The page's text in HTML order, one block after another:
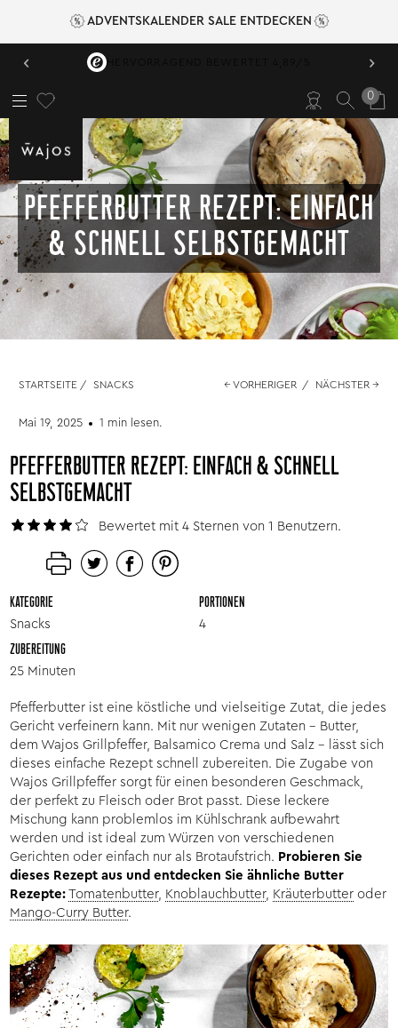
ADVENTSKALENDER SALE ENTDECKEN
‹ ›
0
PFEFFERBUTTER REZEPT: EINFACH
& SCHNELL SELBSTGEMACHT
STARTSEITE / SNACKS ← VORHERIGER / NÄCHSTER →
Mai 19, 2025 1 min lesen.
PFEFFERBUTTER REZEPT: EINFACH & SCHNELL
SELBSTGEMACHT
Bewertet mit 4 Sternen von 1 Benutzern.
KATEGORIE
Snacks
PORTIONEN
4
ZUBEREITUNG
25 Minuten
Pfefferbutter ist eine köstliche und vielseitige Zutat, die jedes
Gericht verfeinern kann. Mit nur wenigen Zutaten – Butter,
dem Wajos Grillpfeffer, Balsamico Crema und Salz – lässt sich
dieses einfache Rezept schnell zubereiten. Die Zugabe von
Wajos Grillpfeffer sorgt für einen besonderen Geschmack,
der perfekt zu Fleisch oder Brot passt. Diese leckere
Mischung kann problemlos im Kühlschrank aufbewahrt
werden und ist ideal zum Würzen von verschiedenen
Gerichten oder einfach nur als Brotaufstrich. Probieren Sie
dieses Rezept aus und entdecken Sie ähnliche Butter
Rezepte: Tomatenbutter, Knoblauchbutter, Kräuterbutter oder
Mango-Curry Butter.